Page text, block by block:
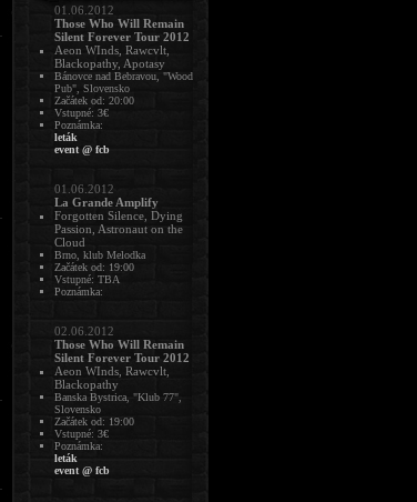
01.06.2012
Those Who Will Remain
Silent Forever Tour 2012
Aeon WInds, Rawcvlt,
Blackopathy, Apotasy
Bánovce nad Bebravou, "Wood
Pub", Slovensko
Začátek od: 20:00
Vstupné: 3€
Poznámka:
leták
event @ fcb
01.06.2012
La Grande Amplify
Forgotten Silence, Dying
Passion, Astronaut on the
Cloud
Brno, klub Melodka
Začátek od: 19:00
Vstupné: TBA
Poznámka:
02.06.2012
Those Who Will Remain
Silent Forever Tour 2012
Aeon WInds, Rawcvlt,
Blackopathy
Banska Bystrica, "Klub 77",
Slovensko
Začátek od: 19:00
Vstupné: 3€
Poznámka:
leták
event @ fcb